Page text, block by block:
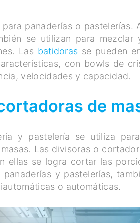
panaderías o pastelerías.
se utilizan para mezclar
Las batidoras se pueden
con bowls de
velocidades y capacidad.
de
y pastelería se utiliza
Las divisoras o
ellas se logra cortar las
y pastelerías,
o automáticas.